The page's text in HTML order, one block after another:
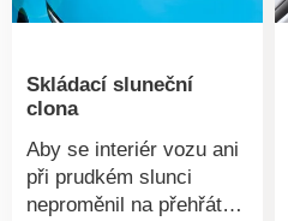
Skládací sluneční
clona
Aby se interiér vozu ani
při prudkém slunci
neproměnil na přehřátý